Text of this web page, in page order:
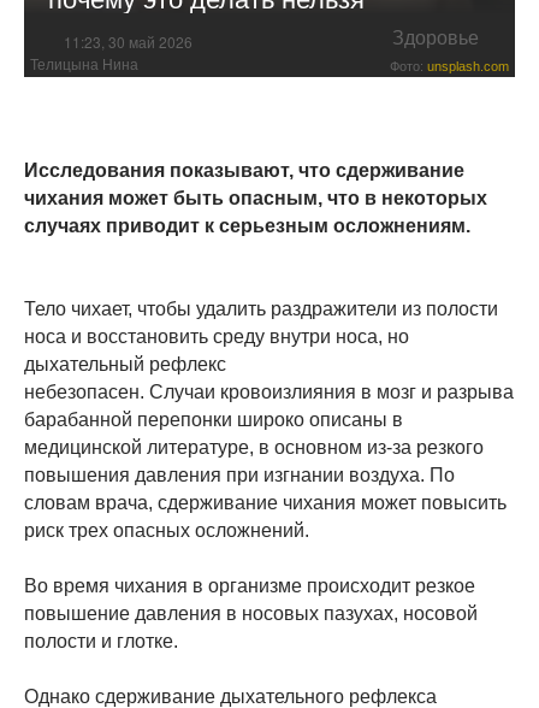
11:23, 30 май 2026 Здоровье
Телицына Нина Фото: unsplash.com
Исследования показывают, что сдерживание
чихания может быть опасным, что в некоторых
случаях приводит к серьезным осложнениям.
Тело чихает, чтобы удалить раздражители из полости
носа и восстановить среду внутри носа, но
дыхательный рефлекс
небезопасен. Случаи кровоизлияния в мозг и разрыва
барабанной перепонки широко описаны в
медицинской литературе, в основном из-за резкого
повышения давления при изгнании воздуха. По
словам врача, сдерживание чихания может повысить
риск трех опасных осложнений.
Во время чихания в организме происходит резкое
повышение давления в носовых пазухах, носовой
полости и глотке.
Однако сдерживание дыхательного рефлекса